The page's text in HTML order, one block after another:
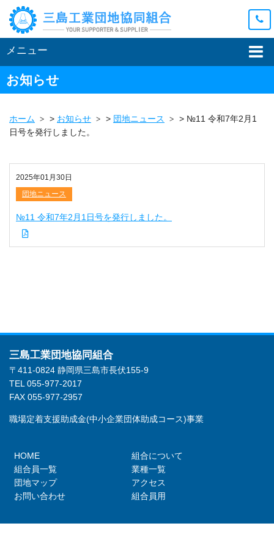
メニュー
お知らせ
ホーム > お知らせ > 団地ニュース > №11 令和7年2月1
日号を発行しました。
2025年01月30日
団地ニュース
№11 令和7年2月1日号を発行しました。
三島工業団地協同組合
〒411-0824 静岡県三島市長伏155-9
TEL 055-977-2017
FAX 055-977-2957
職場定着支援助成金(中小企業団体助成コース)事業
HOME
組合について
組合員一覧
業種一覧
団地マップ
アクセス
お問い合わせ
組合員用